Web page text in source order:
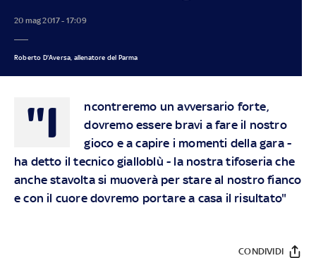
20 mag 2017 - 17:09
Roberto D'Aversa, allenatore del Parma
"I
ncontreremo un avversario forte,
dovremo essere bravi a fare il nostro
gioco e a capire i momenti della gara -
ha detto il tecnico gialloblù - la nostra tifoseria che
anche stavolta si muoverà per stare al nostro fianco
e con il cuore dovremo portare a casa il risultato"
CONDIVIDI